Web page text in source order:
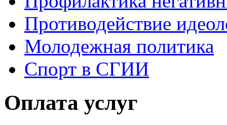
Противодействие
Молодежная политика
Спорт в СГИИ
Оплата услуг